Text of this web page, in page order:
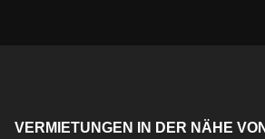
VERMIETUNGEN IN DER NÄHE